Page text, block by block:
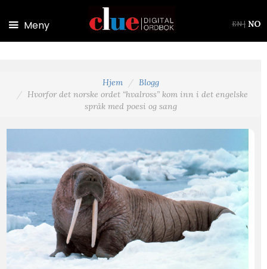
Meny EN| NO
Hjem
Blogg
Hvorfor det norske ordet “hvalross” kom inn i det engelske
språk med poesi og sang